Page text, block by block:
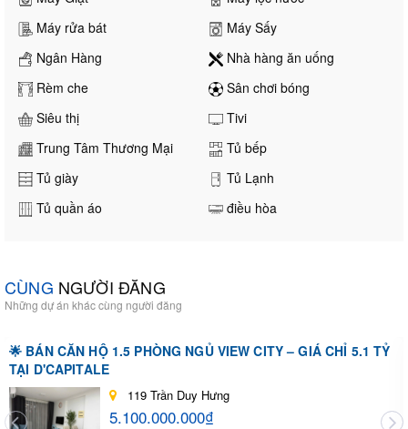
Máy rửa bát
Máy Sấy
Ngân Hàng
Nhà hàng ăn uống
Rèm che
Sân chơi bóng
Siêu thị
Tivi
Trung Tâm Thương Mại
Tủ bếp
Tủ giày
Tủ Lạnh
Tủ quần áo
điều hòa
CÙNG NGƯỜI ĐĂNG
Những dự án khác cùng người đăng
🌟 BÁN CĂN HỘ 1.5 PHÒNG NGỦ VIEW CITY – GIÁ CHỈ 5.1 TỶ
TẠI D'CAPITALE
119 Trần Duy Hưng
5.100.000.000₫